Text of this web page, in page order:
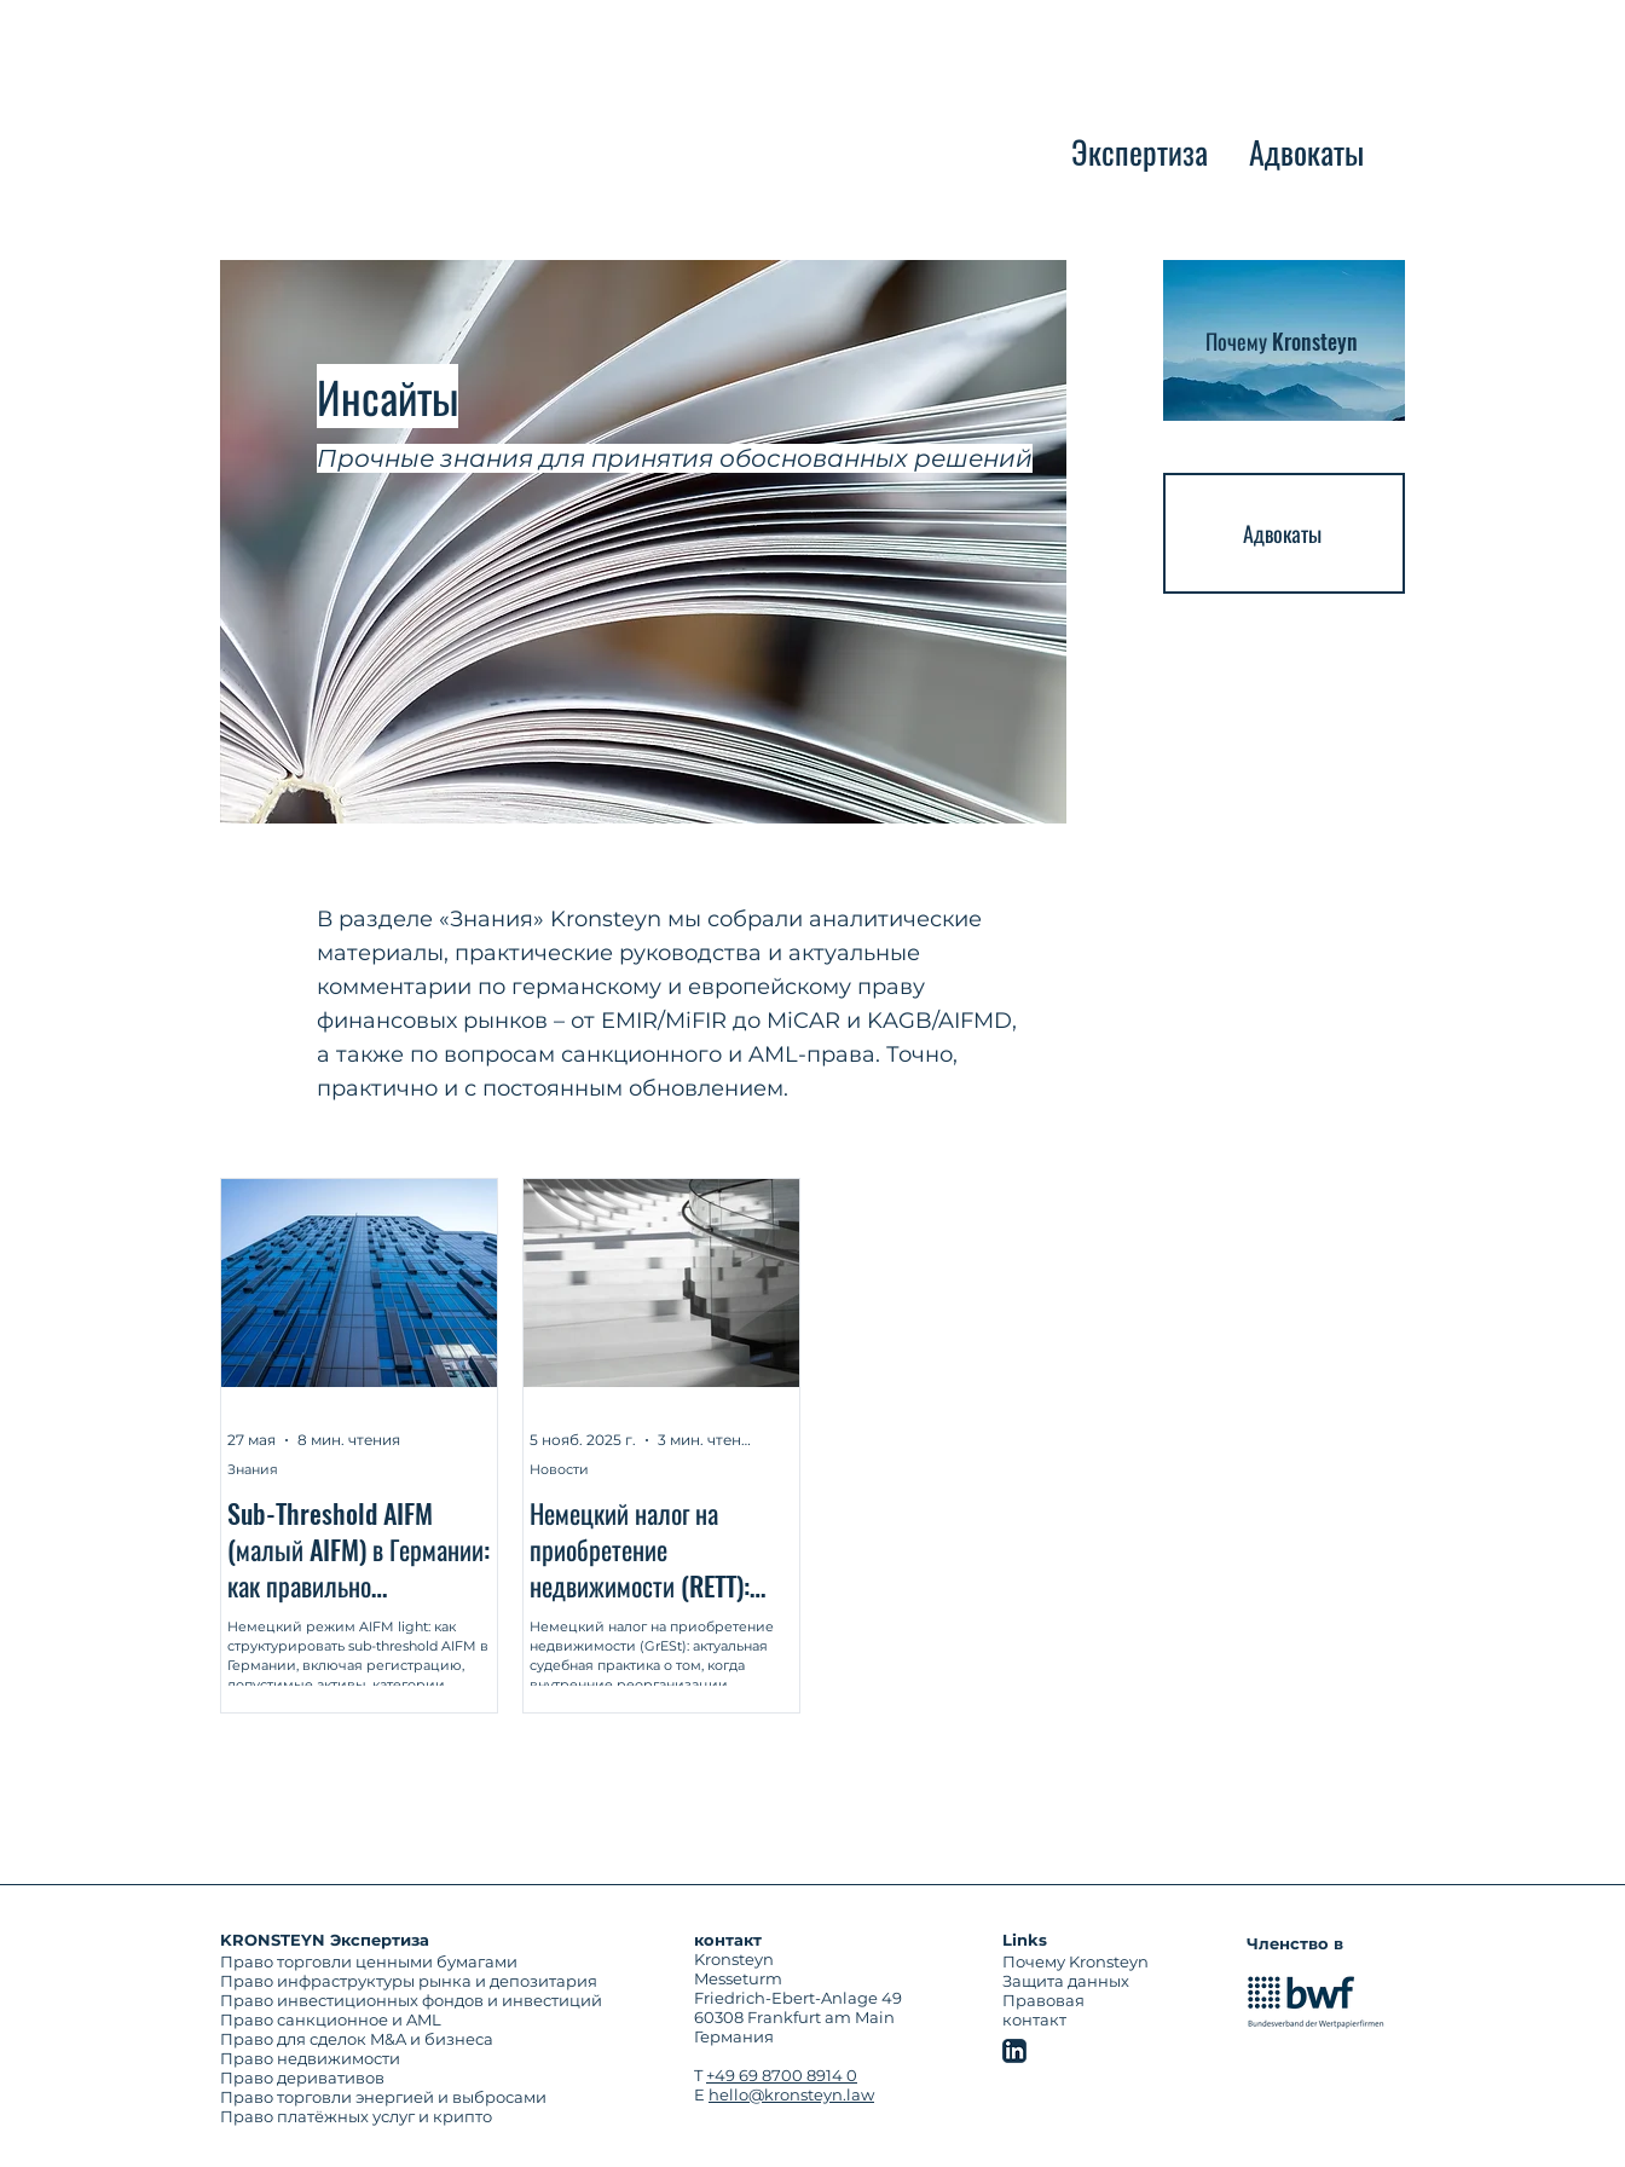
Экспертиза Адвокаты
Прочные знания для принятия обоснованных решений
Инсайты
Почему Kronsteyn
Адвокаты
В разделе «Знания» Kronsteyn мы собрали аналитические
материалы, практические руководства и актуальные
комментарии по германскому и европейскому праву
финансовых рынков – от EMIR/MiFIR до MiCAR и KAGB/AIFMD,
а также по вопросам санкционного и AML-права. Точно,
практично и с постоянным обновлением.
Sub-Threshold AIFM
(малый AIFM) в Германии:
как правильно
структурировать модель
Немецкий режим AIFM light: как
структурировать sub-threshold AIFM в
Германии, включая регистрацию,
допустимые активы, категории
Знания
27 мая 8 мин. чтения
Немецкий налог на
приобретение
недвижимости (RETT):
актуальная судебная
практика для фондов и
реорганизаций SPV
Немецкий налог на приобретение
недвижимости (GrESt): актуальная
судебная практика о том, когда
внутренние реорганизации
Новости
5 нояб. 2025 г. 3 мин. чтения
KRONSTEYN Экспертиза
Право торговли ценными бумагами
Право инфраструктуры рынка и депозитария
Право инвестиционных фондов и инвестиций
Право санкционное и AML
Право недвижимости
Право деривативов
Право торговли энергией и выбросами
Право платёжных услуг и крипто
контакт
Kronsteyn
Messeturm
Friedrich-Ebert-Anlage 49
60308 Frankfurt am Main
Германия
T+49 69 8700 8914 0
E hello@kronsteyn.law
Links
Почему Kronsteyn
Защита данных
Правовая
контакт
Членство в
Право для сделок M&A и бизнеса